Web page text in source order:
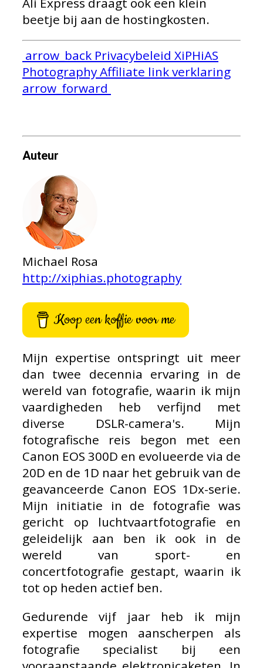
beetje bij aan de hostingkosten.
arrow_back Privacybeleid XiPHiAS
PhotographyAffiliate link verklaring
arrow_forward
Auteur
Michael Rosa
http://xiphias.photography
Koop een koffie voor me
Mijn expertise ontspringt uit meer
dan twee decennia ervaring in de
wereld van fotografie, waarin ik mijn
vaardigheden heb verfijnd met
diverse DSLR-camera's. Mijn
fotografische reis begon met een
Canon EOS 300D en evolueerde via de
20D en de 1D naar het gebruik van de
geavanceerde Canon EOS 1Dx-serie.
Mijn initiatie in de fotografie was
gericht op luchtvaartfotografie en
geleidelijk aan ben ik ook in de
wereld van sport- en
concertfotografie gestapt, waarin ik
tot op heden actief ben.
Gedurende vijf jaar heb ik mijn
expertise mogen aanscherpen als
fotografie specialist bij een